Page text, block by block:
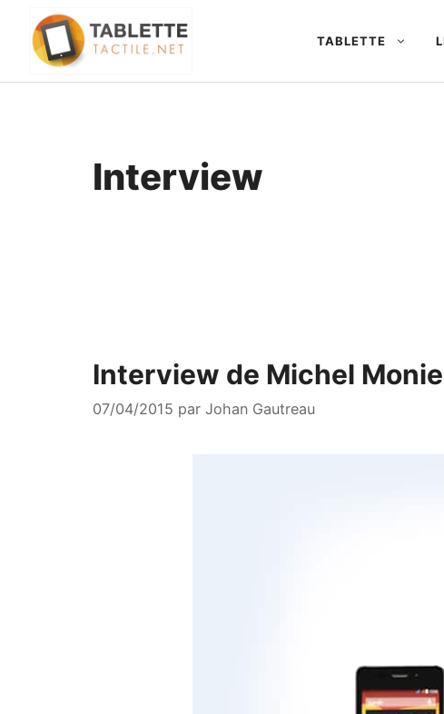
contenu
TABLETTE
Interview
Interview de Michel
07/04/2015 par Johan Gautreau